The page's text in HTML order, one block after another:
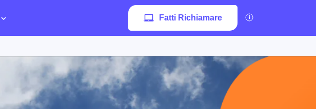
Fatti Richiamare